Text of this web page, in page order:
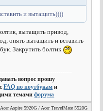
и вытащить))))
вытащить привод,
опять вытащить и вставить
Закрутить болтик
вопрос прошу
FAQ по ноутбукам и
темамифорума
Acer Aspire 5920G / Acer TravelMate 5520G